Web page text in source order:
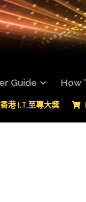
Guide How
香港 I.T.至專大獎